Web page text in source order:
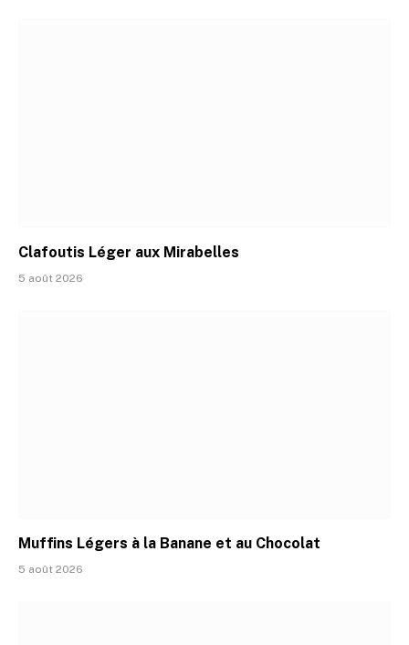
Clafoutis Léger aux Mirabelles
5 août 2026
Muffins Légers à la Banane et au Chocolat
5 août 2026